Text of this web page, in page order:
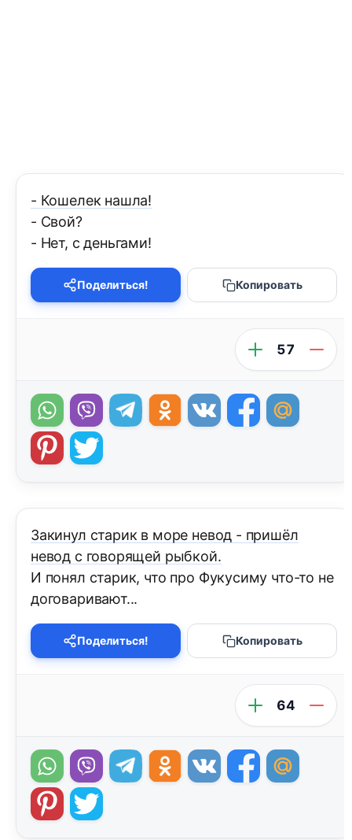
- Кошелек нашла!
- Свой?
- Нет, с деньгами!
Поделиться! Копировать
57
Закинул старик в море невод - пришёл
невод с говорящей рыбкой.
И понял старик, что про Фукусиму что-то не
договаривают...
Поделиться! Копировать
64